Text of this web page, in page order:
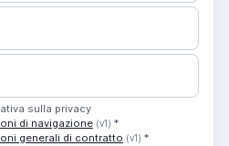
sulla privacy
di navigazione (v1) *
generali di contratto (v1) *